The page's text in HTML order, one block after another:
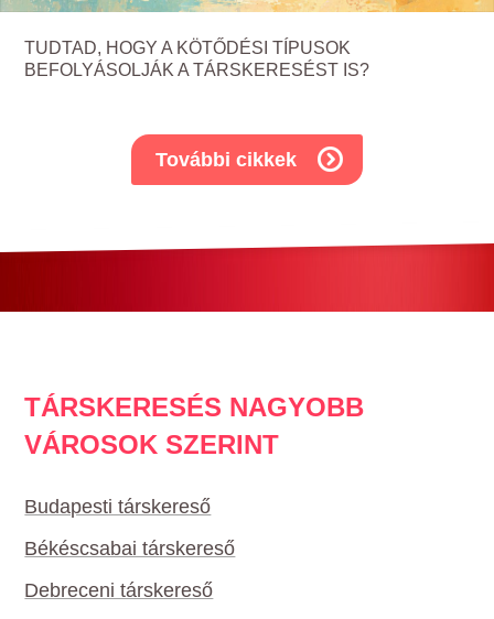
TUDTAD, HOGY A KÖTŐDÉSI TÍPUSOK
BEFOLYÁSOLJÁK A TÁRSKERESÉST IS?
További cikkek
TÁRSKERESÉS NAGYOBB
VÁROSOK SZERINT
Budapesti társkereső
Békéscsabai társkereső
Debreceni társkereső